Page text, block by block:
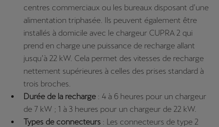
centres commerciaux ou les bureaux disposant d’une
alimentation triphasée. Ils peuvent également être
installés à domicile avec le chargeur CUPRA 2 qui
prend en charge une puissance de recharge allant
jusqu’à 22 kW. Cela permet des vitesses de recharge
nettement supérieures à celles des prises standard à
trois broches.
Durée de la recharge : 4 à 6 heures pour un chargeur
de 7 kW ; 1 à 3 heures pour un chargeur de 22 kW.
Types de connecteurs : Les connecteurs de type 2